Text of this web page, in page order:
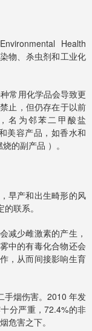
Health
物、杀虫剂和工业化
常用化学品会导致更
止，但仍存在于以前
名为邻苯二甲酸盐
美容产品，如香水和
的副产品 ）。
早产和出生畸形的风
联系。
减少雌激素的产生，
中的有毒化合物还会
，从而间接影响生育
手烟伤害。2010 年发
分严重，72.4%的非
危害之下。